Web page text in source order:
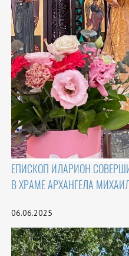
ЕПИСКОП ИЛАРИОН
В ХРАМЕ АРХАНГЕЛА
06.06.2025